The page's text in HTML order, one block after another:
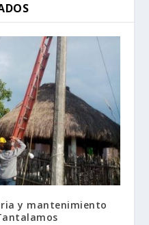
y mantenimiento